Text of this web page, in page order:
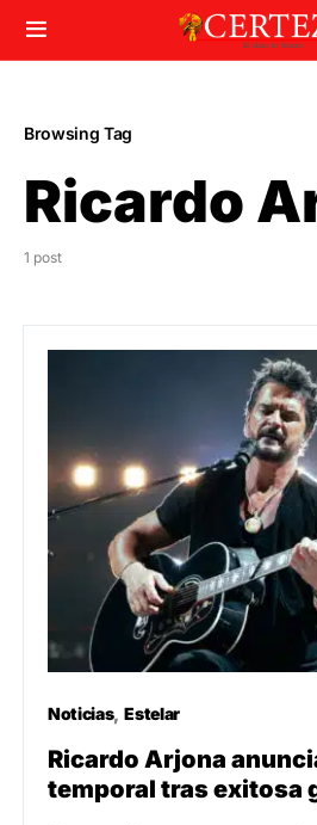
Browsing Tag
Ricardo
1 post
Noticias Estelar
Ricardo Arjona
temporal tras exitosa